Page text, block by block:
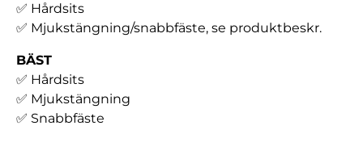
✅ Hårdsits
✅ Mjukstängning/snabbfäste, se produktbeskr.
BÄST
✅ Hårdsits
✅ Mjukstängning
✅ Snabbfäste